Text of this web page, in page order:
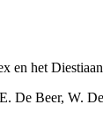
en het
De Beer, W.